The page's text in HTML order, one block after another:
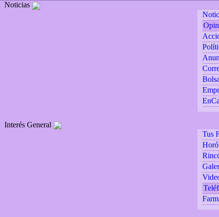
Noticias
Interés General
Tus